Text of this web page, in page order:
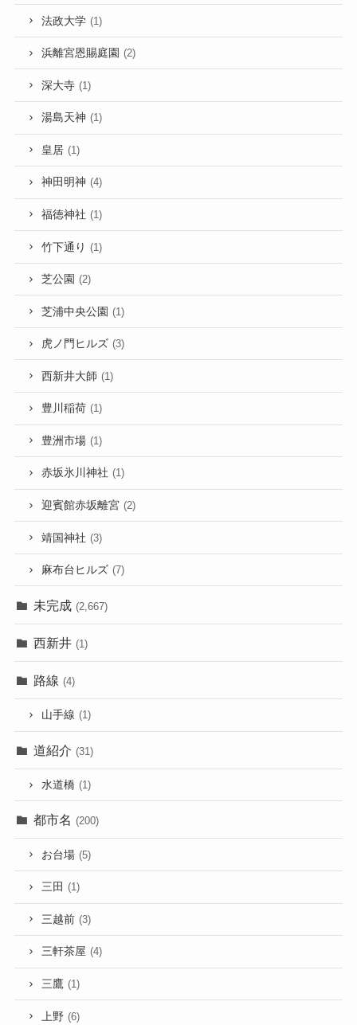
法政大学 (1)
浜離宮恩賜庭園 (2)
深大寺 (1)
湯島天神 (1)
皇居 (1)
神田明神 (4)
福徳神社 (1)
竹下通り (1)
芝公園 (2)
芝浦中央公園 (1)
虎ノ門ヒルズ (3)
西新井大師 (1)
豊川稲荷 (1)
豊洲市場 (1)
赤坂氷川神社 (1)
迎賓館赤坂離宮 (2)
靖国神社 (3)
麻布台ヒルズ (7)
未完成 (2,667)
西新井 (1)
路線 (4)
山手線 (1)
道紹介 (31)
水道橋 (1)
都市名 (200)
お台場 (5)
三田 (1)
三越前 (3)
三軒茶屋 (4)
三鷹 (1)
上野 (6)